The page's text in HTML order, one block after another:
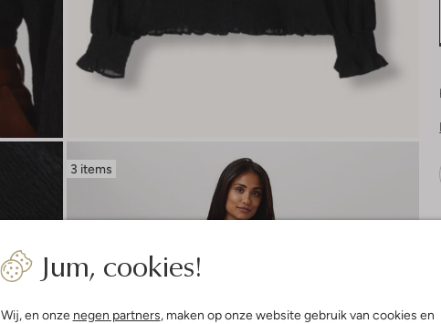
Jum, cookies!
Wij, en onze negen partners, maken op onze website gebruik van cookies en
3 items